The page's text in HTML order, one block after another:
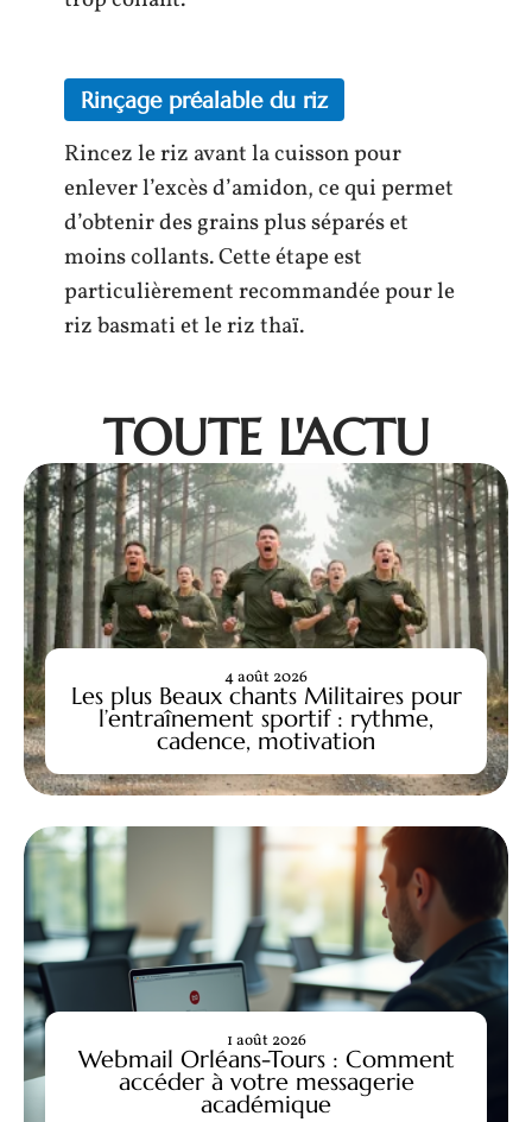
Rinçage préalable du riz
Rincez le riz avant la cuisson pour
enlever l’excès d’amidon, ce qui permet
d’obtenir des grains plus séparés et
moins collants. Cette étape est
particulièrement recommandée pour le
riz basmati et le riz thaï.
TOUTE L'ACTU
Les plus Beaux chants Militaires pour
l’entraînement sportif : rythme,
cadence, motivation
4 août 2026
Webmail Orléans-Tours : Comment
accéder à votre messagerie
académique
1 août 2026